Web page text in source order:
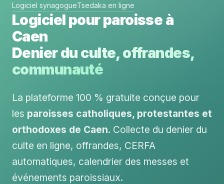
Logiciel synagogueTsedaka en ligne
Logiciel pour paroisse à
Caen
Denier du culte, offrandes,
communauté
La plateforme 100 % gratuite conçue pour
les paroisses catholiques, protestantes et
orthodoxes de Caen. Collecte du denier du
culte en ligne, offrandes, CERFA
automatiques, calendrier des messes et
événements paroissiaux.